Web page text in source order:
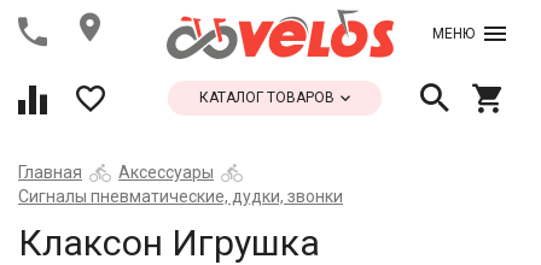
МЕНЮ
КАТАЛОГ ТОВАРОВ
Главная
Аксессуары
Сигналы пневматические, дудки, звонки
Клаксон Игрушка